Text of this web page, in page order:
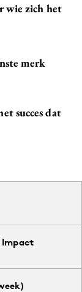
wie zich het
merk
succes dat
Impact